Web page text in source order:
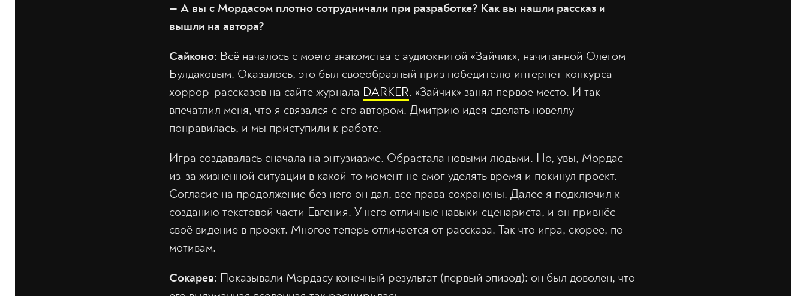
— А вы с Мордасом плотно сотрудничали при разработке? Как вы нашли рассказ и
вышли на автора?
Сайконо: Всё началось с моего знакомства с аудиокнигой «Зайчик», начитанной Олегом
Булдаковым. Оказалось, это был своеобразный приз победителю интернет-конкурса
хоррор-рассказов на сайте журнала DARKER. «Зайчик» занял первое место. И так
впечатлил меня, что я связался с его автором. Дмитрию идея сделать новеллу
понравилась, и мы приступили к работе.
Игра создавалась сначала на энтузиазме. Обрастала новыми людьми. Но, увы, Мордас
из-за жизненной ситуации в какой-то момент не смог уделять время и покинул проект.
Согласие на продолжение без него он дал, все права сохранены. Далее я подключил к
созданию текстовой части Евгения. У него отличные навыки сценариста, и он привнёс
своё видение в проект. Многое теперь отличается от рассказа. Так что игра, скорее, по
мотивам.
Сокарев: Показывали Мордасу конечный результат (первый эпизод): он был доволен, что